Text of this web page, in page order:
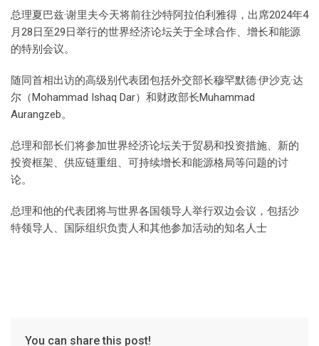
总理夏巴兹·谢里夫今天将前往沙特阿拉伯利雅得，出席2024年4
月28日至29日举行的世界经济论坛关于全球合作、增长和能源
的特别会议。
随同首相出访的高级别代表团包括外交部长穆罕默德·伊沙克·达
尔（Mohammad Ishaq Dar）和财政部长Muhammad
Aurangzeb。
总理和部长们将参加世界经济论坛关于贸易和投资措施、新的
投资框架、供应链重组、可持续增长和能源格局等问题的讨
论。
总理和他的代表团将与世界各国领导人举行双边会议，包括沙
特领导人、国际组织负责人和其他参加活动的知名人士
You can share this post!